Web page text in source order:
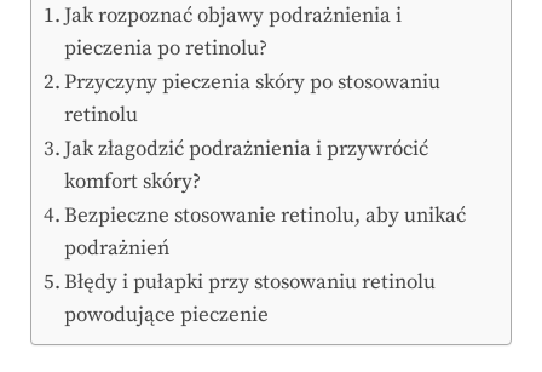
Jak rozpoznać objawy podrażnienia i
pieczenia po retinolu?
Przyczyny pieczenia skóry po stosowaniu
retinolu
Jak złagodzić podrażnienia i przywrócić
komfort skóry?
Bezpieczne stosowanie retinolu, aby unikać
podrażnień
Błędy i pułapki przy stosowaniu retinolu
powodujące pieczenie